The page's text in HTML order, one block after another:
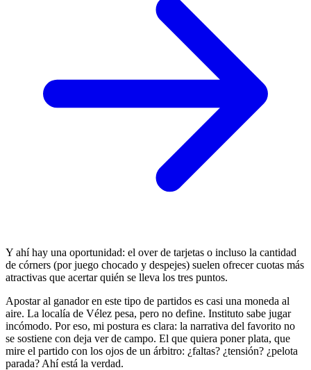
Y ahí hay una oportunidad: el over de tarjetas o incluso la cantidad
de córners (por juego chocado y despejes) suelen ofrecer cuotas más
atractivas que acertar quién se lleva los tres puntos.
Apostar al ganador en este tipo de partidos es casi una moneda al
aire. La localía de Vélez pesa, pero no define. Instituto sabe jugar
incómodo. Por eso, mi postura es clara: la narrativa del favorito no
se sostiene con deja ver de campo. El que quiera poner plata, que
mire el partido con los ojos de un árbitro: ¿faltas? ¿tensión? ¿pelota
parada? Ahí está la verdad.